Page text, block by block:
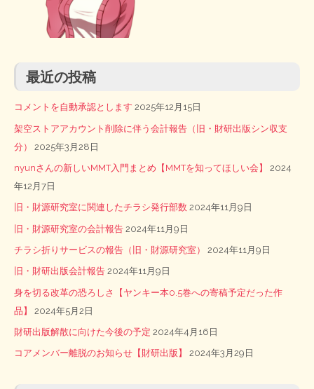
最近の投稿
コメントを自動承認とします 2025年12月15日
架空ストアアカウント削除に伴う会計報告（旧・財研出版シン収支
分）
2025年3月28日
nyunさんの新しいMMT入門まとめ【MMTを知ってほしい会】
2024
年12月7日
旧・財源研究室に関連したチラシ発行部数 2024年11月9日
旧・財源研究室の会計報告 2024年11月9日
チラシ折りサービスの報告（旧・財源研究室） 2024年11月9日
旧・財研出版会計報告 2024年11月9日
身を切る改革の恐ろしさ【ヤンキー本0.5巻への寄稿予定だった作
品】
2024年5月2日
財研出版解散に向けた今後の予定 2024年4月16日
コアメンバー離脱のお知らせ【財研出版】 2024年3月29日